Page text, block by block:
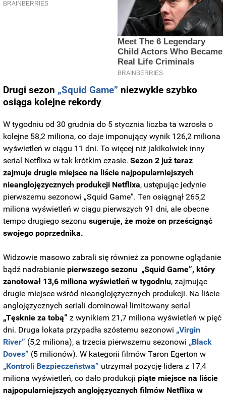
Drugi sezon „Squid Game” niezwykle szybko
osiąga kolejne rekordy
W tygodniu od 30 grudnia do 5 stycznia liczba ta wzrosła o
kolejne 58,2 miliona, co daje imponujący wynik 126,2 miliona
wyświetleń w ciągu 11 dni. To więcej niż jakikolwiek inny
serial Netflixa w tak krótkim czasie.Sezon 2 już teraz
zajmuje drugie miejsce na liście najpopularniejszych
nieanglojęzycznych produkcji Netflixa, ustępując jedynie
pierwszemu sezonowi „Squid Game”. Ten osiągnął 265,2
miliona wyświetleń w ciągu pierwszych 91 dni, ale obecne
tempo drugiego sezonusugeruje, że może on prześcignąć
swojego poprzednika.
Widzowie masowo zabrali się również za ponowne oglądanie
bądź nadrabianiepierwszego sezonu „Squid Game”, który
zanotował 13,6 miliona wyświetleń w tygodniu, zajmując
drugie miejsce wśród nieanglojęzycznych produkcji. Na liście
anglojęzycznych seriali dominował limitowany serial
„Tęsknie za tobą” z wynikiem 21,7 miliona wyświetleń w pięć
dni. Druga lokata przypadła szóstemu sezonowi „Virgin
River” (5,2 miliona), a trzecia pierwszemu sezonowi „Black
Doves” (5 milionów). W kategorii filmów Taron Egerton w
„Kontroli Bezpieczeństwa” utrzymał pozycję lidera z 17,4
miliona wyświetleń, co dało produkcjipiąte miejsce na liście
najpopularniejszych anglojęzycznych filmów Netflixa w